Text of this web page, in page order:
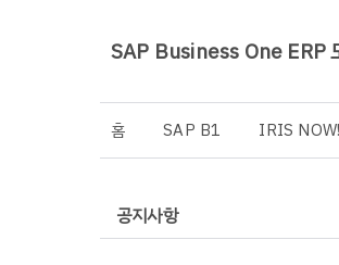
SAP Business One ERP
홈 SAP B1 IRIS NOW!
공지사항